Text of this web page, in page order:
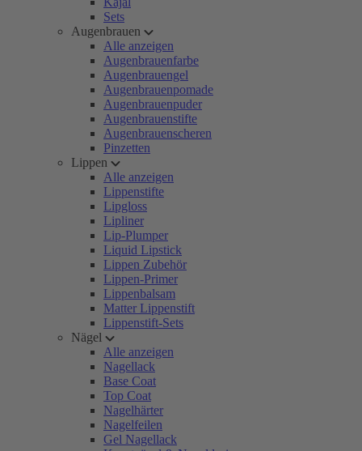
Sets
Augenbrauen
Alle anzeigen
Augenbrauenfarbe
Augenbrauengel
Augenbrauenpomade
Augenbrauenpuder
Augenbrauenstifte
Augenbrauenscheren
Pinzetten
Lippen
Alle anzeigen
Lippenstifte
Lipgloss
Lipliner
Lip-Plumper
Liquid Lipstick
Lippen Zubehör
Lippen-Primer
Lippenbalsam
Matter Lippenstift
Lippenstift-Sets
Nägel
Alle anzeigen
Nagellack
Base Coat
Top Coat
Nagelhärter
Nagelfeilen
Gel Nagellack